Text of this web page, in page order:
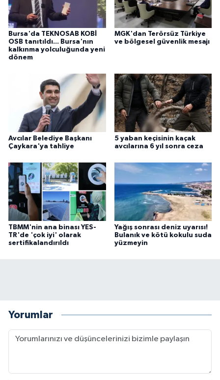
Bursa'da TEKNOSAB KOBİ
OSB tanıtıldı... Bursa'nın
kalkınma yolculuğunda yeni
dönem
MGK'dan Terörsüz Türkiye
ve bölgesel güvenlik mesajı
Avcılar Belediye Başkanı
Çaykara'ya tahliye
5 yaban keçisinin kaçak
avcılarına 6 yıl sonra ceza
TBMM'nin ana binası YES-
TR'de 'çok iyi' olarak
sertifikalandırıldı
Yağış sonrası deniz uyarısı!
Bulanık ve kötü kokulu suda
yüzmeyin
Yorumlar